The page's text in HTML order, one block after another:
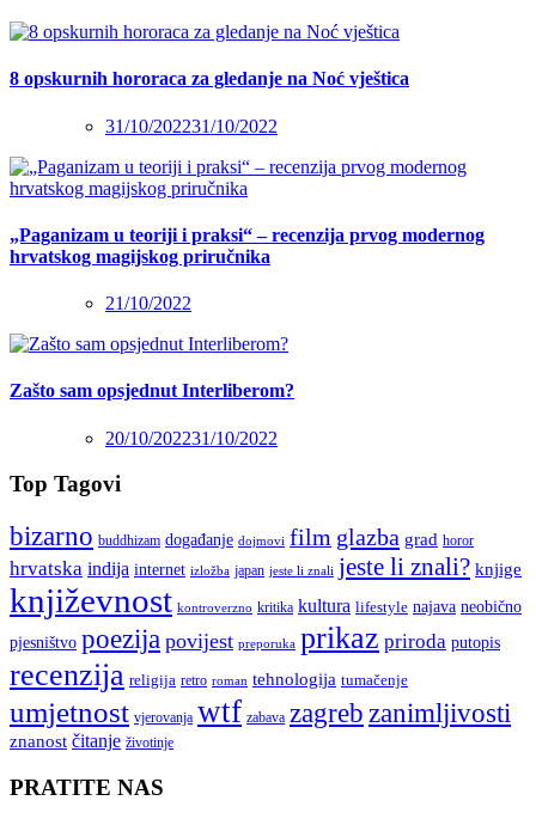
8 opskurnih hororaca za gledanje na Noć vještica
31/10/202231/10/2022
„Paganizam u teoriji i praksi“ – recenzija prvog modernog
hrvatskog magijskog priručnika
21/10/2022
Zašto sam opsjednut Interliberom?
20/10/202231/10/2022
Top Tagovi
bizarno buddhizam događanje dojmovi film glazba grad horor
hrvatska indija internet izložba japan jeste li znali jeste li znali? knjige
književnost kontroverzno kritika kultura lifestyle najava neobično
pjesništvo poezija povijest preporuka prikaz priroda putopis
recenzija religija retro roman tehnologija tumačenje
umjetnost vjerovanja wtf zabava zagreb zanimljivosti
znanost čitanje životinje
PRATITE NAS